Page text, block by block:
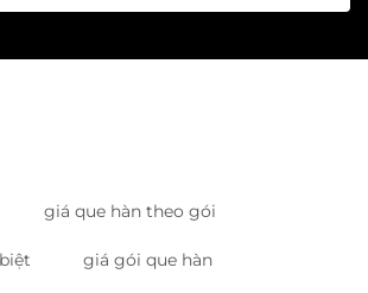
giá que hàn theo gói
giá gói que hàn